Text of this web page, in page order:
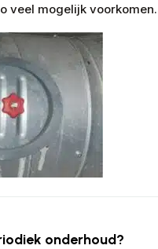
veel mogelijk voorkomen.
onderhoud?